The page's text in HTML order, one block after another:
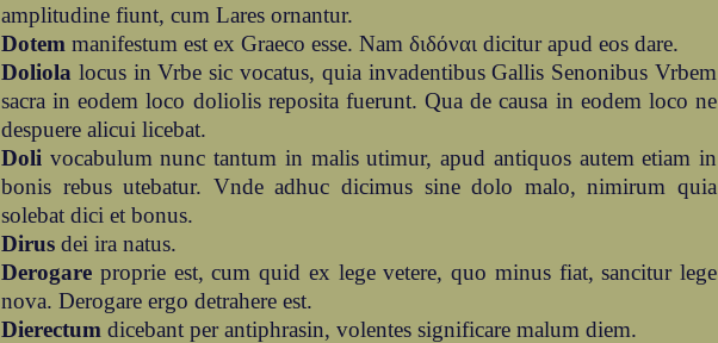
amplitudine fiunt, cum Lares ornantur.
Dotem manifestum est ex Graeco esse. Nam διδόναι dicitur apud eos dare.
Doliola locus in Vrbe sic vocatus, quia invadentibus Gallis Senonibus Vrbem
sacra in eodem loco doliolis reposita fuerunt. Qua de causa in eodem loco ne
despuere alicui licebat.
Doli vocabulum nunc tantum in malis utimur, apud antiquos autem etiam in
bonis rebus utebatur. Vnde adhuc dicimus sine dolo malo, nimirum quia
solebat dici et bonus.
Dirus dei ira natus.
Derogare proprie est, cum quid ex lege vetere, quo minus fiat, sancitur lege
nova. Derogare ergo detrahere est.
Dierectum dicebant per antiphrasin, volentes significare malum diem.